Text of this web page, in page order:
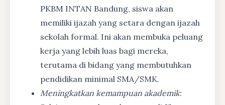
PKBM INTAN Bandung, siswa akan
memiliki ijazah yang setara dengan ijazah
sekolah formal. Ini akan membuka peluang
kerja yang lebih luas bagi mereka,
terutama di bidang yang membutuhkan
pendidikan minimal SMA/SMK.
Meningkatkan kemampuan akademik: